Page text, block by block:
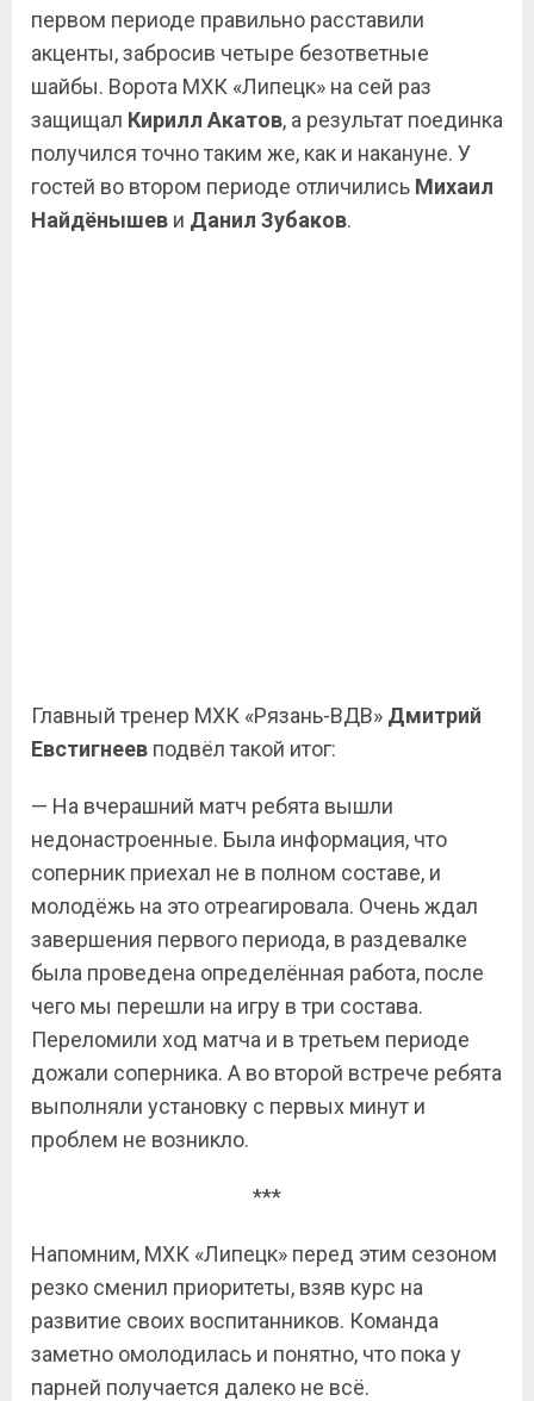
первом периоде правильно расставили
акценты, забросив четыре безответные
шайбы. Ворота МХК «Липецк» на сей раз
защищал Кирилл Акатов, а результат поединка
получился точно таким же, как и накануне. У
гостей во втором периоде отличились Михаил
Найдёнышев и Данил Зубаков.
Главный тренер МХК «Рязань-ВДВ» Дмитрий
Евстигнеев подвёл такой итог:
— На вчерашний матч ребята вышли
недонастроенные. Была информация, что
соперник приехал не в полном составе, и
молодёжь на это отреагировала. Очень ждал
завершения первого периода, в раздевалке
была проведена определённая работа, после
чего мы перешли на игру в три состава.
Переломили ход матча и в третьем периоде
дожали соперника. А во второй встрече ребята
выполняли установку с первых минут и
проблем не возникло.
***
Напомним, МХК «Липецк» перед этим сезоном
резко сменил приоритеты, взяв курс на
развитие своих воспитанников. Команда
заметно омолодилась и понятно, что пока у
парней получается далеко не всё.